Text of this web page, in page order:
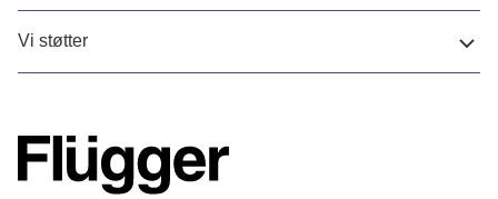
Vi støtter